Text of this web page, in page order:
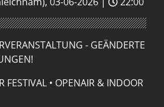
- GEÄNDERTE
FESTIVAL • OPENAIR & INDOOR